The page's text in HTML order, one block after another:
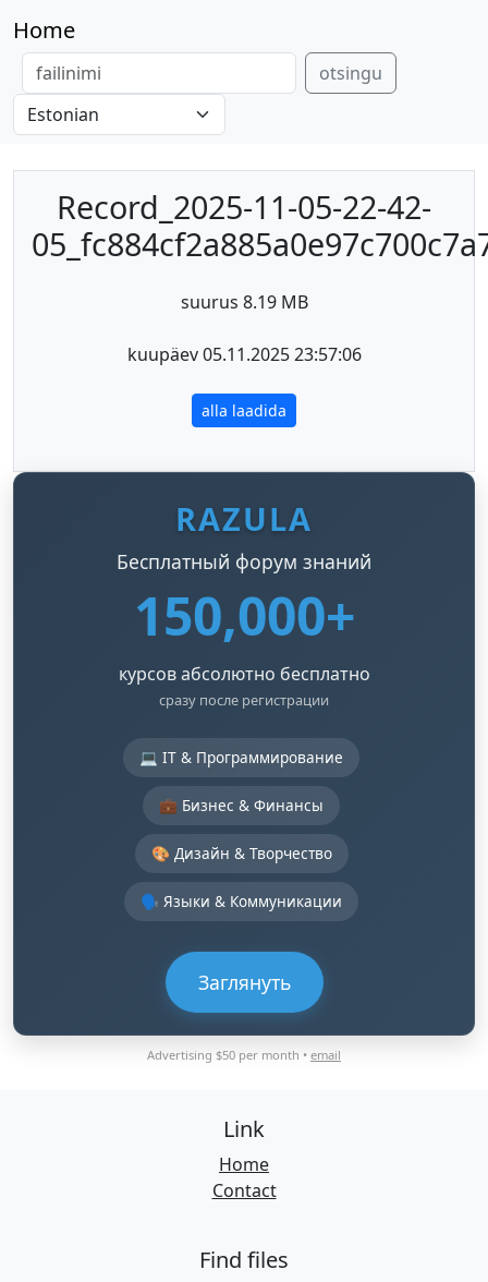
Home
otsingu
Record_2025-11-05-22-42-
suurus 8.19 MB
kuupäev 05.11.2025 23:57:06
alla laadida
RAZULA
Бесплатный форум знаний
150,000+
курсов абсолютно бесплатно
сразу после регистрации
💻 IT & Программирование
💼 Бизнес & Финансы
🎨 Дизайн & Творчество
🗣️ Языки & Коммуникации
Заглянуть
Advertising $50 per month • email
Link
Home
Contact
Find files